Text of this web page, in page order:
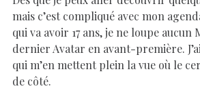
mais c’est compliqué avec mon
qui va avoir 17 ans, je ne loupe aucun
dernier Avatar en avant-première.
qui m’en mettent plein la vue où le
de côté.